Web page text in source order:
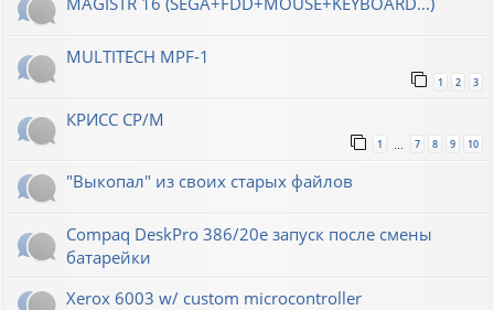
MULTITECH MPF-1
1 2 3
КРИСС CP/M
1 7 8 9 10
"Выкопал" из своих старых файлов
Compaq DeskPro 386/20e запуск после смены
батарейки
Xerox 6003 w/ custom microcontroller